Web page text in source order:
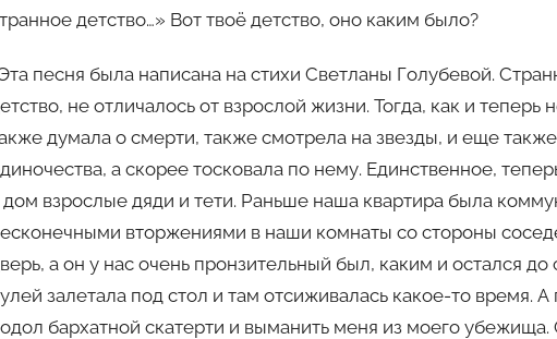
детство…» Вот твоё детство, оно каким было?
песня была написана на стихи Светланы Голубевой.
не отличалось от взрослой жизни. Тогда, как и
думала о смерти, также смотрела на звезды, и еще
а скорее тосковала по нему. Единственное,
дом взрослые дяди и тети. Раньше наша квартира была
вторжениями в наши комнаты со стороны
а он у нас очень пронзительный был, каким и остался
залетала под стол и там отсиживалась какое-то время.
бархатной скатерти и выманить меня из моего